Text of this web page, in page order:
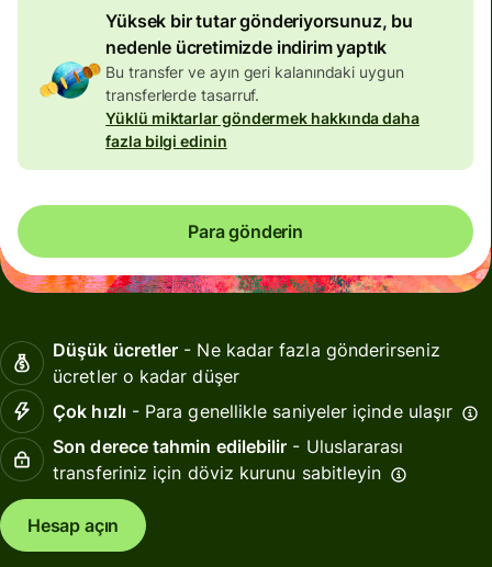
Yüksek bir tutar gönderiyorsunuz, bu
nedenle ücretimizde indirim yaptık
Bu transfer ve ayın geri kalanındaki uygun
transferlerde tasarruf.
Yüklü miktarlar göndermek hakkında daha
fazla bilgi edinin
Para gönderin
Düşük ücretler - Ne kadar fazla gönderirseniz
ücretler o kadar düşer
Çok hızlı- Para genellikle saniyeler içinde ulaşır
Son derece tahmin edilebilir - Uluslararası
transferiniz için döviz kurunu sabitleyin
Hesap açın